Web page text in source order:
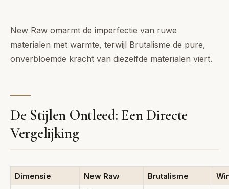
New Raw omarmt de imperfectie van ruwe
materialen met warmte, terwijl Brutalisme de pure,
onverbloemde kracht van diezelfde materialen viert.
De Stijlen Ontleed: Een Directe
Vergelijking
Dimensie New Raw Brutalisme